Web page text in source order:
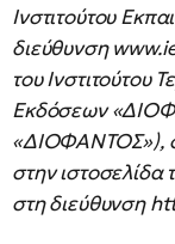
Ινστιτούτου
διεύθυνση
του Ινστιτούτου
Εκδόσεων
«ΔΙΟΦΑΝΤΟΣ»),
στην ιστοσελίδα
στη διεύθυνση